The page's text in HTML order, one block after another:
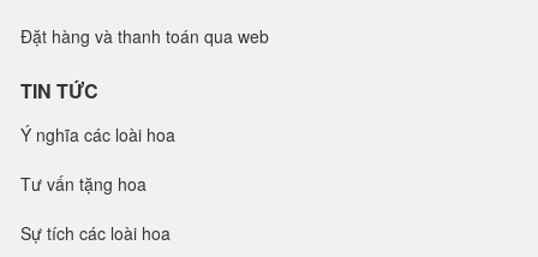
Đặt hàng và thanh toán qua web
TIN TỨC
Ý nghĩa các loài hoa
Tư vấn tặng hoa
Sự tích các loài hoa